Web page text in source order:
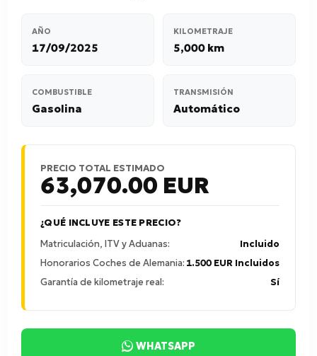
AÑO
17/09/2025
KILOMETRAJE
5,000 km
COMBUSTIBLE
Gasolina
TRANSMISIÓN
Automático
PRECIO TOTAL ESTIMADO
63,070.00 EUR
¿QUÉ INCLUYE ESTE PRECIO?
Matriculación, ITV y Aduanas:
Incluido
Honorarios Coches de Alemania: 1.500 EUR Incluidos
Garantía de kilometraje real:
Sí
WHATSAPP